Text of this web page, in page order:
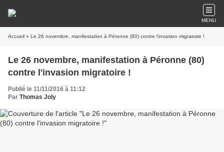
MENU
Accueil » Le 26 novembre, manifestation à Péronne (80) contre l'invasion migratoire !
Le 26 novembre, manifestation à Péronne (80)
contre l'invasion migratoire !
Publié le 11/11/2016 à 11:12
Par Thomas Joly